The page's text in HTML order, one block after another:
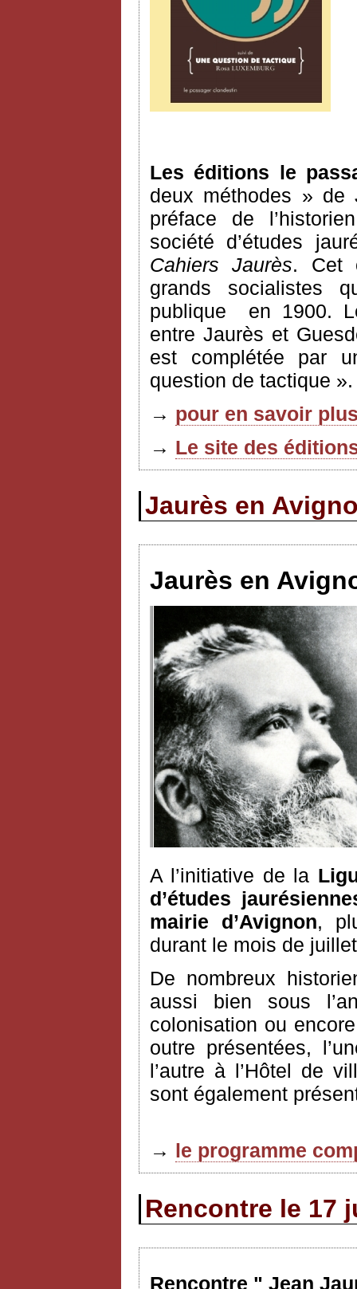
Les éditions le
deux méthodes » de
préface de
société d’études
Cahiers Jaurès. Cet
grands socialistes
publique
en 1900.
entre Jaurès et
est complétée par
question de tactique ».
→ pour en savoir
→ Le site des
Jaurès en
Jaurès en
A l’initiative de la
d’études
mairie d’Avignon,
durant le mois de
De nombreux
aussi bien sous
colonisation ou
outre présentées,
l’autre à l’Hôtel de
sont également
→ le programme
Rencontre le 17
Rencontre " Jean